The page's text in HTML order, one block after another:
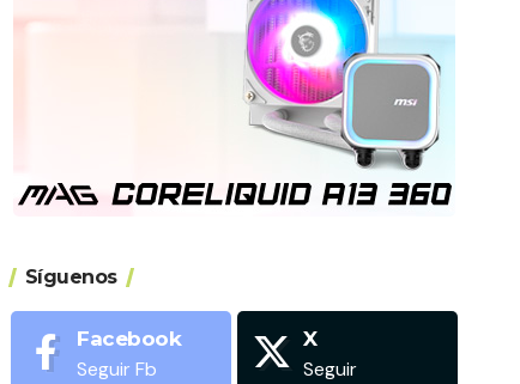
Síguenos
Facebook
Seguir Fb
X
Seguir